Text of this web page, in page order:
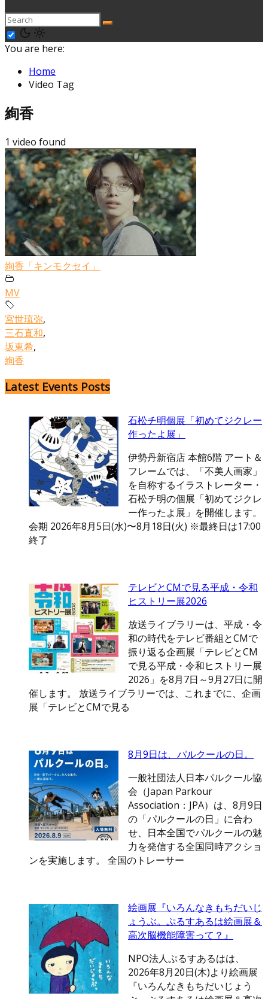
You are here:
Home
Video Tag
絢香
1 video found
絢香「キンモクセイ」
MV
宮世琉弥,
三石直和,
坂東希,
絢香
Latest Events Posts
石松チ明個展「初めてジクレー
作ったよ展」
伊勢丹新宿店 本館6階 アート＆
フレームでは、「不美人画家」
を自称するイラストレーター・
石松チ明の個展「初めてジクレ
ー作ったよ展」を開催します。
会期 2026年8月5日(水)〜8月18日(火) ※最終日は17:00
終了
テレビとCMで見る平成・令和
ヒストリー展2026
放送ライブラリーは、平成・令
和の時代をテレビ番組とCMで
振り返る企画展「テレビとCM
で見る平成・令和ヒストリー展
2026」を8月7日～9月27日に開
催します。 放送ライブラリーでは、これまでに、企画
展「テレビとCMで見る
8月9日は、パルクールの日。
一般社団法人日本パルクール協
会（Japan Parkour
Association：JPA）は、8月9日
の「パルクールの日」に合わ
せ、日本全国でパルクールの魅
力を発信する全国同時アクショ
ンを実施します。 全国のトレーサー
絵画展『いろんなきもちだいじ
ょうぶ。ぷるすあるは絵画展＆
高次脳機能障害って？』
NPO法人ぷるすあるはは、
2026年8月20日(木)より絵画展
『いろんなきもちだいじょう